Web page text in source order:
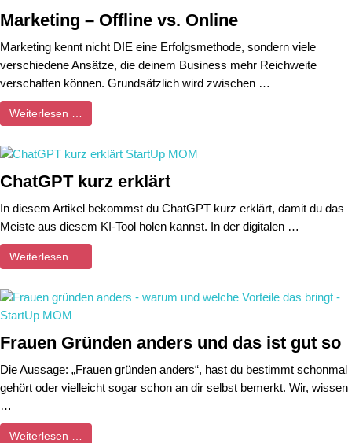
Marketing – Offline vs. Online
Marketing kennt nicht DIE eine Erfolgsmethode, sondern viele
verschiedene Ansätze, die deinem Business mehr Reichweite
verschaffen können. Grundsätzlich wird zwischen …
Weiterlesen …
ChatGPT kurz erklärt
In diesem Artikel bekommst du ChatGPT kurz erklärt, damit du das
Meiste aus diesem KI-Tool holen kannst. In der digitalen …
Weiterlesen …
Frauen Gründen anders und das ist gut so
Die Aussage: „Frauen gründen anders“, hast du bestimmt schonmal
gehört oder vielleicht sogar schon an dir selbst bemerkt. Wir, wissen
…
Weiterlesen …